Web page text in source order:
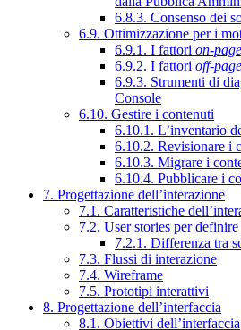
6.8.3. Consenso dei
6.9. Ottimizzazione per i
6.9.1. I fattori on-page
6.9.2. I fattori off-page
6.9.3. Strumenti di
Console
6.10. Gestire i contenuti
6.10.1. L’inventario
6.10.2. Revisionare i
6.10.3. Migrare i
6.10.4. Pubblicare i
7. Progettazione dell’interazione
7.1. Caratteristiche
7.2. User stories per
7.2.1. Differenza tra
7.3. Flussi di interazione
7.4. Wireframe
7.5. Prototipi interattivi
8. Progettazione dell’interfaccia
8.1. Obiettivi dell’interfaccia